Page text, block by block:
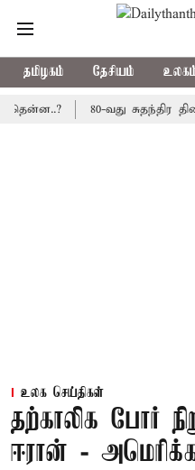
தமிழகம் தேசியம்
80-வது சுதந்திர
உலக செய்திகள்
தற்காலிக போர்
ஈரான் -